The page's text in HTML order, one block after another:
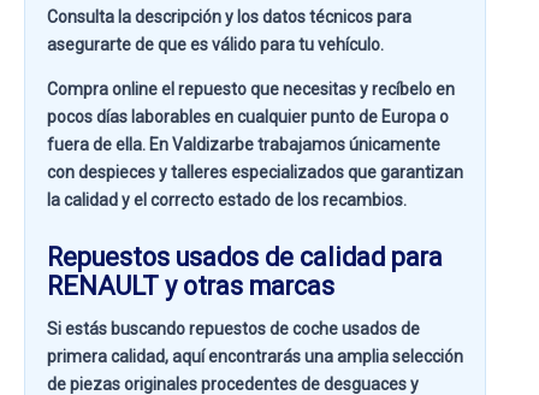
Consulta la descripción y los datos técnicos para
asegurarte de que es válido para tu vehículo.
Compra online el repuesto que necesitas y recíbelo en
pocos días laborables en cualquier punto de Europa o
fuera de ella. EnValdizarbetrabajamos únicamente
con despieces y talleres especializados que garantizan
la calidad y el correcto estado de los recambios.
Repuestos usados de calidad para
RENAULT y otras marcas
Si estás buscandorepuestos de coche usados de
primera calidad, aquí encontrarás una amplia selección
de piezas originales procedentes de desguaces y